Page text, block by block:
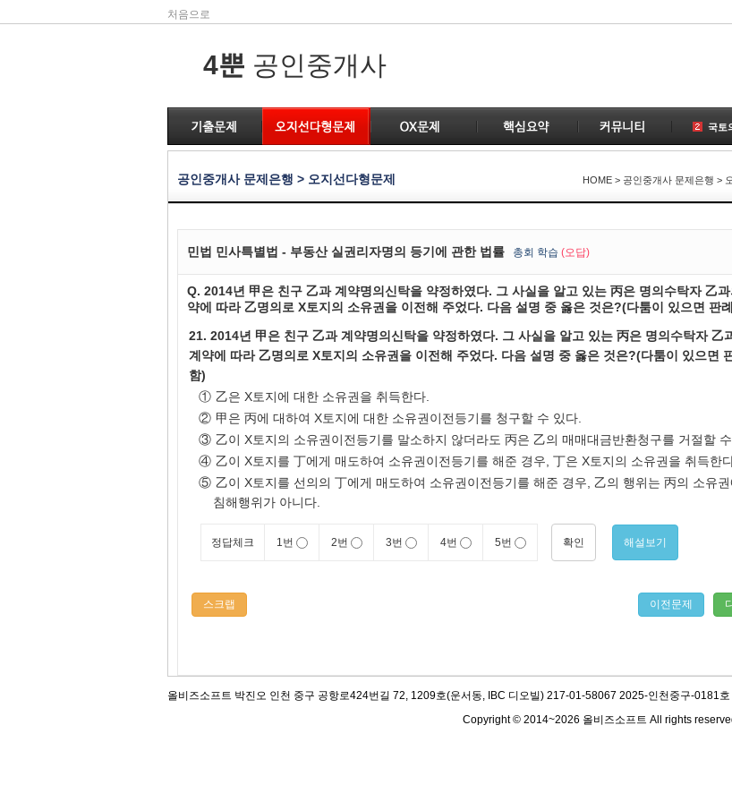
처음으로
4뿐 공인중개사
국토
토지
공인
계약
개업
1
공인중개사 문제은행 > 오지선다형문제 HOME > 공인중개사 문제은행 >
민법 민사특별법 - 부동산 실권리자명의 등기에 관한 법률 총회 학습 (오답)
Q. 2014년 甲은 친구 乙과 계약명의신탁을 약정하였다. 그 사실을 알고 있는 丙은 명의수탁자 乙과
약에 따라 乙명의로 X토지의 소유권을 이전해 주었다. 다음 설명 중 옳은 것은?(다툼이 있으면 판
21. 2014년 甲은 친구 乙과 계약명의신탁을 약정하였다. 그 사실을 알고 있는 丙은 명의수탁자 乙
계약에 따라 乙명의로 X토지의 소유권을 이전해 주었다. 다음 설명 중 옳은 것은?(다툼이 있으면
함)
① 乙은 X토지에 대한 소유권을 취득한다.
② 甲은 丙에 대하여 X토지에 대한 소유권이전등기를 청구할 수 있다.
③ 乙이 X토지의 소유권이전등기를 말소하지 않더라도 丙은 乙의 매매대금반환청구를 거절할 수
④ 乙이 X토지를 丁에게 매도하여 소유권이전등기를 해준 경우, 丁은 X토지의 소유권을 취득한
⑤ 乙이 X토지를 선의의 丁에게 매도하여 소유권이전등기를 해준 경우, 乙의 행위는 丙의 소유
침해행위가 아니다.
정답체크 1번 2번 3번 4번 5번 확인 해설보기
스크랩 이전문제
올비즈소프트 박진오 인천 중구 공항로424번길 72, 1209호(운서동, IBC 디오빌) 217-01-58067 2025-인천중구-0181호
Copyright © 2014~2026 올비즈소프트 All rights